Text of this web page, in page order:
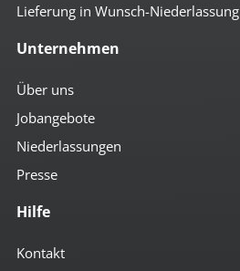
Lieferung in Wunsch-Niederlassung
Unternehmen
Über uns
Jobangebote
Niederlassungen
Presse
Hilfe
Kontakt